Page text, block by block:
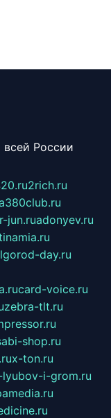
всей России
2rich.ru
jun.ruadonyev.ru
day.ru
card-voice.ru
zebra-tlt.ru
shop.ru
x-ton.ru
i-grom.ru